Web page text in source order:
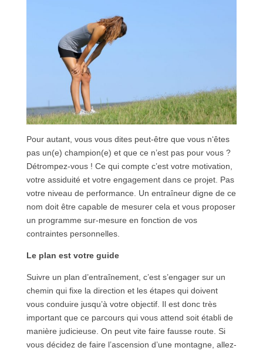
Pour autant, vous vous dites peut-être que vous n‘êtes
pas un(e) champion(e) et que ce n’est pas pour vous ?
Détrompez-vous ! Ce qui compte c’est votre motivation,
votre assiduité et votre engagement dans ce projet. Pas
votre niveau de performance. Un entraîneur digne de ce
nom doit être capable de mesurer cela et vous proposer
un programme sur-mesure en fonction de vos
contraintes personnelles.
Le plan est votre guide
Suivre un plan d’entraînement, c’est s’engager sur un
chemin qui fixe la direction et les étapes qui doivent
vous conduire jusqu’à votre objectif. Il est donc très
important que ce parcours qui vous attend soit établi de
manière judicieuse. On peut vite faire fausse route. Si
vous décidez de faire l’ascension d’une montagne, allez-